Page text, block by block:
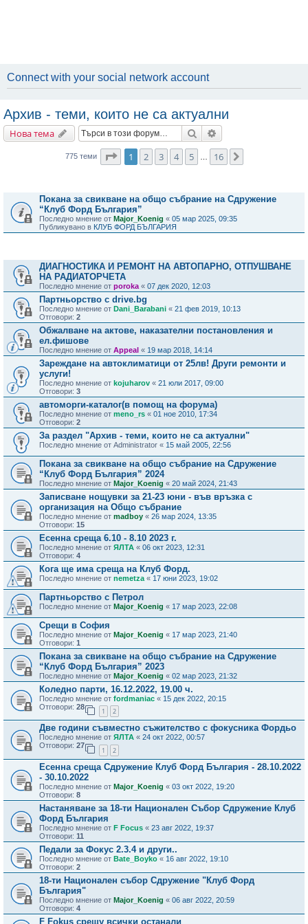
Connect with your social network account
Архив - теми, които не са актуални
Нова тема Търсене
775 теми Страница1 от
1 2 3 4 5 16
Покана за свикване на общо събрание на Сдружение
“Клуб Форд България”
Последно мнение от Major_Koenig « 05 мар 2025, 09:35
Публикувано в КЛУБ ФОРД БЪЛГАРИЯ
ДИАГНОСТИКА И РЕМОНТ НА АВТОПАРНО, ОТПУШВАНЕ
НА РАДИАТОРЧЕТА
Последно мнение от poroka « 07 дек 2020, 12:03
Партньорство с drive.bg
Последно мнение от Dani_Barabani « 21 фев 2019, 10:13
Отговори: 2
Обжалване на актове, наказателни постановления и
ел.фишове
Последно мнение от Appeal « 19 мар 2018, 14:14
Зареждане на автоклиматици от 25лв! Други ремонти и
услуги!
Последно мнение от kojuharov « 21 юли 2017, 09:00
Отговори: 3
автоморги-каталог(в помощ на форума)
Последно мнение от meno_rs « 01 ное 2010, 17:34
Отговори: 2
За раздел "Архив - теми, които не са актуални"
Последно мнение от Administrator « 15 май 2005, 22:56
Покана за свикване на общо събрание на Сдружение
“Клуб Форд България” 2024
Последно мнение от Major_Koenig « 20 май 2024, 21:43
Записване нощувки за 21-23 юни - във връзка с
организация на Общо събрание
Последно мнение от madboy « 26 мар 2024, 13:35
Отговори: 15
Есенна среща 6.10 - 8.10 2023 г.
Последно мнение от ЯЛТА « 06 окт 2023, 12:31
Отговори: 4
Кога ще има среща на Клуб Форд.
Последно мнение от nemetza « 17 юни 2023, 19:02
Партньорство с Петрол
Последно мнение от Major_Koenig « 17 мар 2023, 22:08
Срещи в София
Последно мнение от Major_Koenig « 17 мар 2023, 21:40
Отговори: 1
Покана за свикване на общо събрание на Сдружение
“Клуб Форд България” 2023
Последно мнение от Major_Koenig « 02 мар 2023, 21:32
Коледно парти, 16.12.2022, 19.00 ч.
Последно мнение от fordmaniac « 15 дек 2022, 20:15
Отговори: 28
1 2
Две години съвместно съжителство с фокусника Фордьо
Последно мнение от ЯЛТА « 24 окт 2022, 00:57
Отговори: 27
1 2
Есенна среща Сдружение Клуб Форд България - 28.10.2022
- 30.10.2022
Последно мнение от Major_Koenig « 03 окт 2022, 19:20
Отговори: 8
Настаняване за 18-ти Национален Събор Сдружение Клуб
Форд България
Последно мнение от F Focus « 23 авг 2022, 19:37
Отговори: 11
Педали за Фокус 2.3.4 и други..
Последно мнение от Bate_Boyko « 16 авг 2022, 19:10
Отговори: 2
18-ти Национален събор Сдружение "Клуб Форд
България"
Последно мнение от Major_Koenig « 06 авг 2022, 20:59
Отговори: 4
F Fokus срещу всички останали